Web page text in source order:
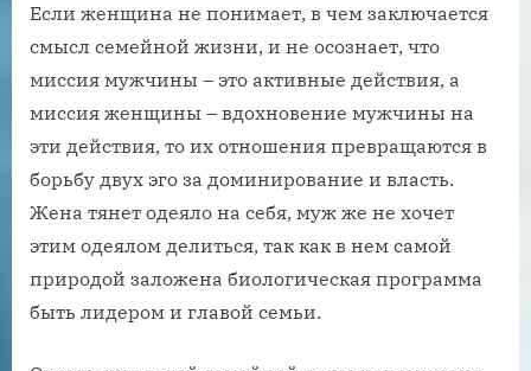
Если женщина не понимает, в чем заключается
смысл семейной жизни, и не осознает, что
миссия мужчины – это активные действия, а
миссия женщины – вдохновение мужчины на
эти действия, то их отношения превращаются в
борьбу двух эго за доминирование и власть.
Жена тянет одеяло на себя, муж же не хочет
этим одеялом делиться, так как в нем самой
природой заложена биологическая программа
быть лидером и главой семьи.